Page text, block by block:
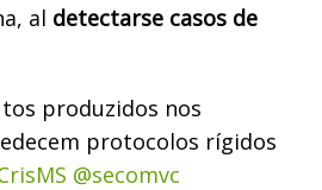
al detectarse casos de
produzidos nos
protocolos rígidos
@secomvc